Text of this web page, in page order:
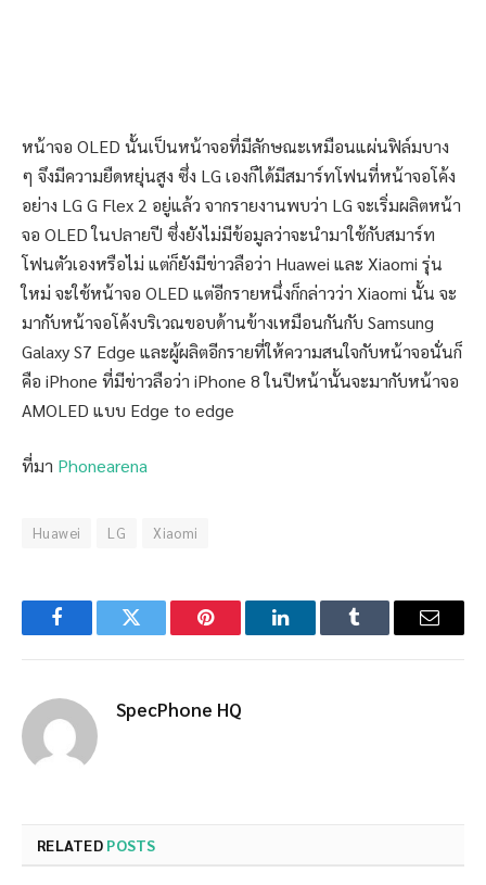
หน้าจอ OLED นั้นเป็นหน้าจอที่มีลักษณะเหมือนแผ่นฟิล์มบาง
ๆ จึงมีความยืดหยุ่นสูง ซึ่ง LG เองก็ได้มีสมาร์ทโฟนที่หน้าจอโค้ง
อย่าง LG G Flex 2 อยู่แล้ว จากรายงานพบว่า LG จะเริ่มผลิตหน้า
จอ OLED ในปลายปี ซึ่งยังไม่มีข้อมูลว่าจะนำมาใช้กับสมาร์ท
โฟนตัวเองหรือไม่ แต่ก็ยังมีข่าวลือว่า Huawei และ Xiaomi รุ่น
ใหม่ จะใช้หน้าจอ OLED แต่อีกรายหนึ่งก็กล่าวว่า Xiaomi นั้น จะ
มากับหน้าจอโค้งบริเวณขอบด้านข้างเหมือนกันกับ Samsung
Galaxy S7 Edge และผู้ผลิตอีกรายที่ให้ความสนใจกับหน้าจอนั่นก็
คือ iPhone ที่มีข่าวลือว่า iPhone 8 ในปีหน้านั้นจะมากับหน้าจอ
AMOLED แบบ Edge to edge
ที่มา Phonearena
Huawei LG Xiaomi
FacebookTwitter Pinterest LinkedInTumblr Email
SpecPhone HQ
RELATED POSTS